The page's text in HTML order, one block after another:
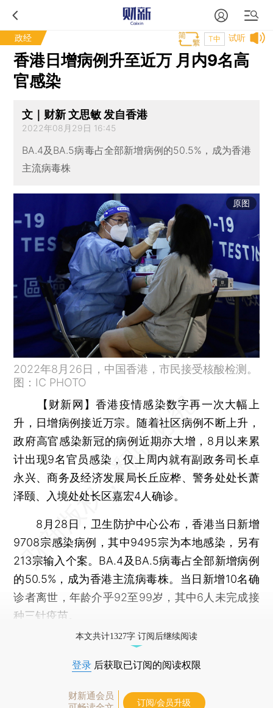
政经 试听
T中
香港日增病例升至近万 月内9名高
官感染
文｜财新 文思敏 发自香港
2022年08月29日 16:45
BA.4及BA.5病毒占全部新增病例的50.5%，成为香港
主流病毒株
原图
2022年8月26日，中国香港，市民接受核酸检测。
图：IC PHOTO
【财新网】香港疫情感染数字再一次大幅上
升，日增病例接近万宗。随着社区病例不断上升，
政府高官感染新冠的病例近期亦大增，8月以来累
计出现9名官员感染，仅上周内就有副政务司长卓
永兴、商务及经济发展局长丘应桦、警务处处长萧
泽颐、入境处处长区嘉宏4人确诊。
8月28日，卫生防护中心公布，香港当日新增
9708宗感染病例，其中9495宗为本地感染，另有
213宗输入个案。BA.4及BA.5病毒占全部新增病例
的50.5%，成为香港主流病毒株。当日新增10名确
诊者离世，年龄介乎92至99岁，其中6人未完成接
种三针疫苗。
本文共计1327字 订阅后继续阅读
登录 后获取已订阅的阅读权限
财新通会员
订阅/会员升级